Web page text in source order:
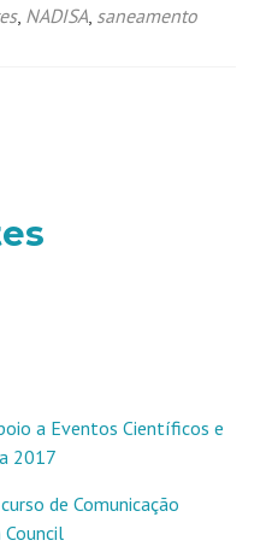
, NADISA, saneamento
a Eventos Científicos e
2017
de Comunicação